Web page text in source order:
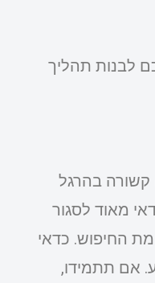
לבנות תהליך
קשורה בהרגל
מאוד לסגור
החיפוש. כדאי
אם תתמידו,